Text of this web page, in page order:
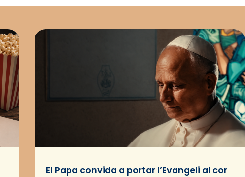
El Papa convida a portar l’Evangeli al cor